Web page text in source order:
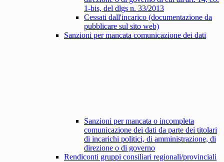
1-bis, del dlgs n. 33/2013
Cessati dall'incarico (documentazione da
pubblicare sul sito web)
Sanzioni per mancata comunicazione dei dati
Sanzioni per mancata o incompleta
comunicazione dei dati da parte dei titolari
di incarichi politici, di amministrazione, di
direzione o di governo
Rendiconti gruppi consiliari regionali/provinciali